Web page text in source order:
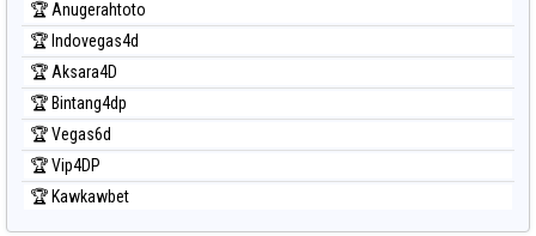
🏆 Anugerahtoto
🏆 Indovegas4d
🏆 Aksara4D
🏆 Bintang4dp
🏆 Vegas6d
🏆 Vip4DP
🏆 Kawkawbet